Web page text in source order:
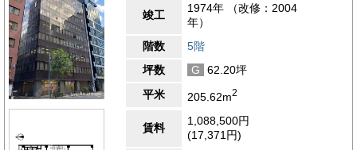
竣工
1974年 （改修：2004
年）
階数
5階
坪数
G
62.20坪
平米
205.62m2
賃料
1,088,500円
(17,371円)